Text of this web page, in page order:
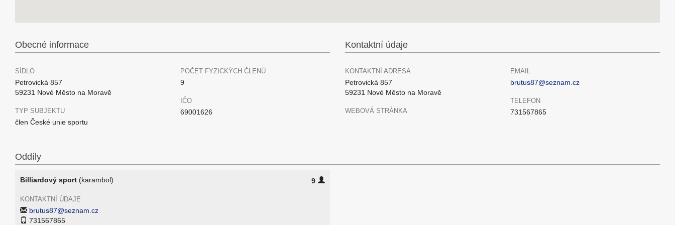
Obecné informace
SÍDLO
Petrovická 857
59231 Nové Město na Moravě
TYP SUBJEKTU
člen České unie sportu
POČET FYZICKÝCH ČLENŮ
9
IČO
69001626
Kontaktní údaje
KONTAKTNÍ ADRESA
Petrovická 857
59231 Nové Město na Moravě
WEBOVÁ STRÁNKA
EMAIL
brutus87@seznam.cz
TELEFON
731567865
Oddíly
Billiardový sport (karambol) 9
KONTAKTNÍ ÚDAJE
brutus87@seznam.cz
731567865